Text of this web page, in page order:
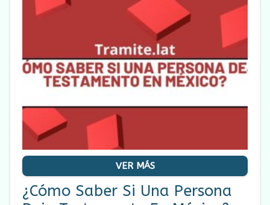
VER MÁS
¿Cómo Saber Si Una Persona